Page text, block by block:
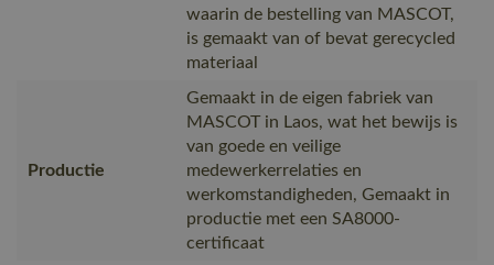
waarin de bestelling van MASCOT,
is gemaakt van of bevat gerecycled
materiaal
Productie
Gemaakt in de eigen fabriek van
MASCOT in Laos, wat het bewijs is
van goede en veilige
medewerkerrelaties en
werkomstandigheden, Gemaakt in
productie met een SA8000-
certificaat